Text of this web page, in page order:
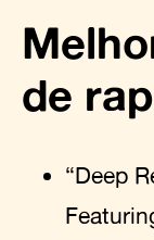
de rap
“Deep